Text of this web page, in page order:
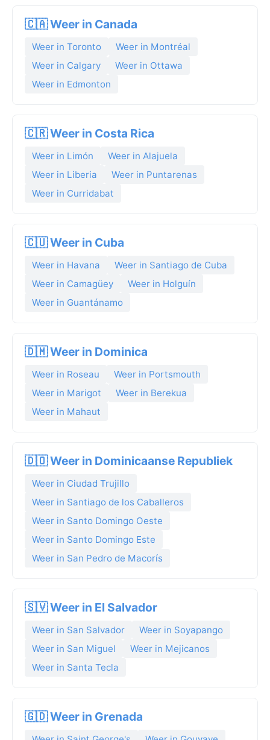
🇨🇦 Weer in Canada
Weer in Toronto
Weer in Montréal
Weer in Calgary
Weer in Ottawa
Weer in Edmonton
🇨🇷 Weer in Costa Rica
Weer in Limón
Weer in Alajuela
Weer in Liberia
Weer in Puntarenas
Weer in Curridabat
🇨🇺 Weer in Cuba
Weer in Havana
Weer in Santiago de Cuba
Weer in Camagüey
Weer in Holguín
Weer in Guantánamo
🇩🇲 Weer in Dominica
Weer in Roseau
Weer in Portsmouth
Weer in Marigot
Weer in Berekua
Weer in Mahaut
🇩🇴 Weer in Dominicaanse Republiek
Weer in Ciudad Trujillo
Weer in Santiago de los Caballeros
Weer in Santo Domingo Oeste
Weer in Santo Domingo Este
Weer in San Pedro de Macorís
🇸🇻 Weer in El Salvador
Weer in San Salvador
Weer in Soyapango
Weer in San Miguel
Weer in Mejicanos
Weer in Santa Tecla
🇬🇩 Weer in Grenada